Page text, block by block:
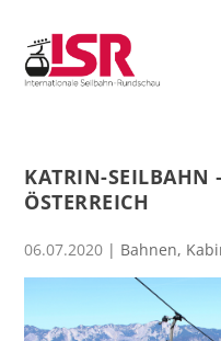
KATRIN-SEILBAHN
ÖSTERREICH
06.07.2020 | Bahnen,